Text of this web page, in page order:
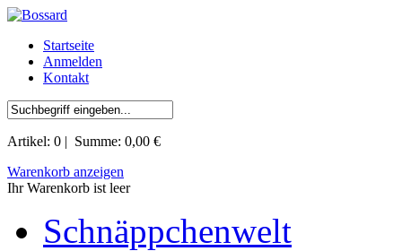
Startseite
Anmelden
Kontakt
Artikel: 0 | Summe: 0,00 €
Warenkorb anzeigen
Ihr Warenkorb ist leer
Schnäppchenwelt